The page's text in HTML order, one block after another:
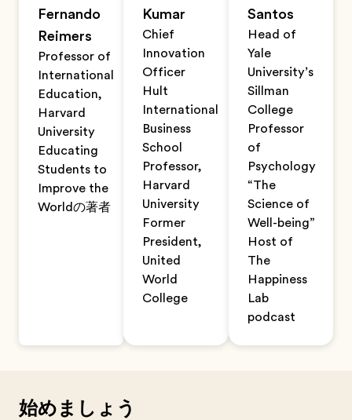
Fernando
Reimers
Professor of
International
Education,
Harvard
University
Educating
Students to
Improve the
Worldの著者
Kumar
Chief
Innovation
Officer
Hult
International
Business
School
Professor,
Harvard
University
Former
President,
United
World
College
Santos
Head of
Yale
University’s
Sillman
College
Professor
of
Psychology
“The
Science of
Well-being”
Host of
The
Happiness
Lab
podcast
始めましょう